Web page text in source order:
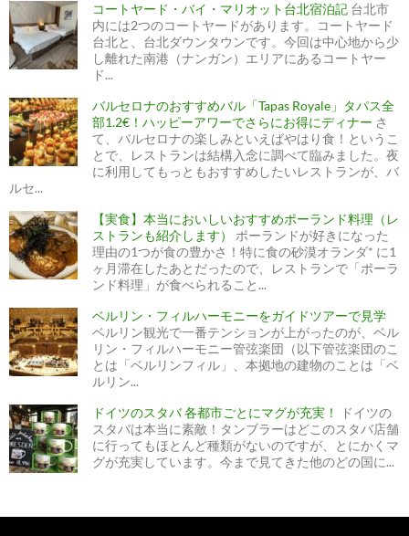
コートヤード・バイ・マリオット台北宿泊記 台北市
内には2つのコートヤードがあります。コートヤード
台北と、台北ダウンタウンです。今回は中心地から少
し離れた南港（ナンガン）エリアにあるコートヤー
ド...
バルセロナのおすすめバル「Tapas Royale」タパス全
部1.2€！ハッピーアワーでさらにお得にディナー さ
て、バルセロナの楽しみといえばやはり食！というこ
とで、レストランは結構入念に調べて臨みました。夜
に利用してもっともおすすめしたいレストランが、バ
ルセ...
【実食】本当においしいおすすめポーランド料理（レ
ストランも紹介します）
ポーランドが好きになった
理由の1つが食の豊かさ！特に食の砂漠オランダ* に1
ヶ月滞在したあとだったので、レストランで「ポーラ
ンド料理」が食べられること...
ベルリン・フィルハーモニーをガイドツアーで見学
ベルリン観光で一番テンションが上がったのが、ベル
リン・フィルハーモニー管弦楽団（以下管弦楽団のこ
とは「ベルリンフィル」、本拠地の建物のことは「ベ
ルリン...
ドイツのスタバ 各都市ごとにマグが充実！
ドイツの
スタバは本当に素敵！タンブラーはどこのスタバ店舗
に行ってもほとんど種類がないのですが、とにかくマ
グが充実しています。今まで見てきた他のどの国に...